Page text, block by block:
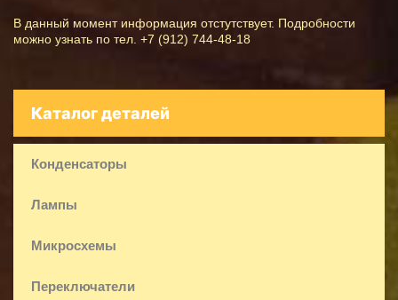
В данный момент информация отстутствует. Подробности
можно узнать по тел. +7 (912) 744-48-18
Каталог деталей
Конденсаторы
Лампы
Микросхемы
Переключатели